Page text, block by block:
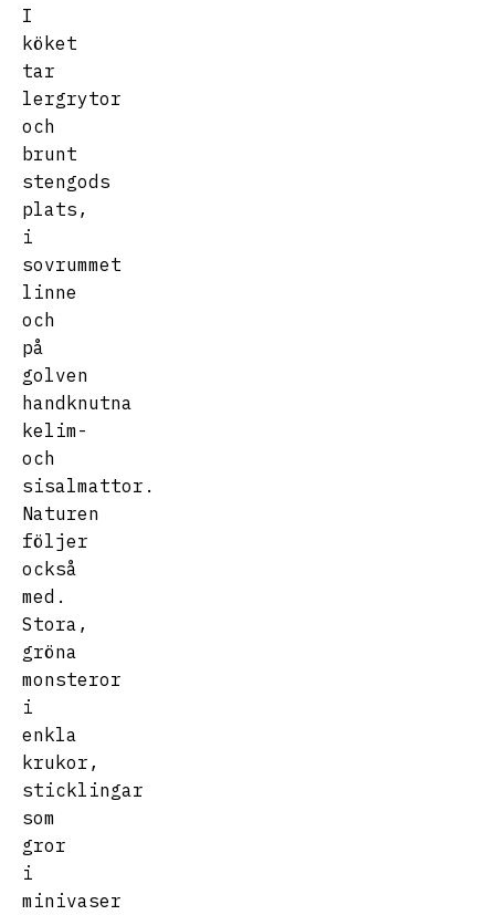
I
köket
tar
lergrytor
och
brunt
stengods
plats,
i
sovrummet
linne
och
på
golven
handknutna
kelim-
och
sisalmattor.
Naturen
följer
också
med.
Stora,
gröna
monsteror
i
enkla
krukor,
sticklingar
som
gror
i
minivaser